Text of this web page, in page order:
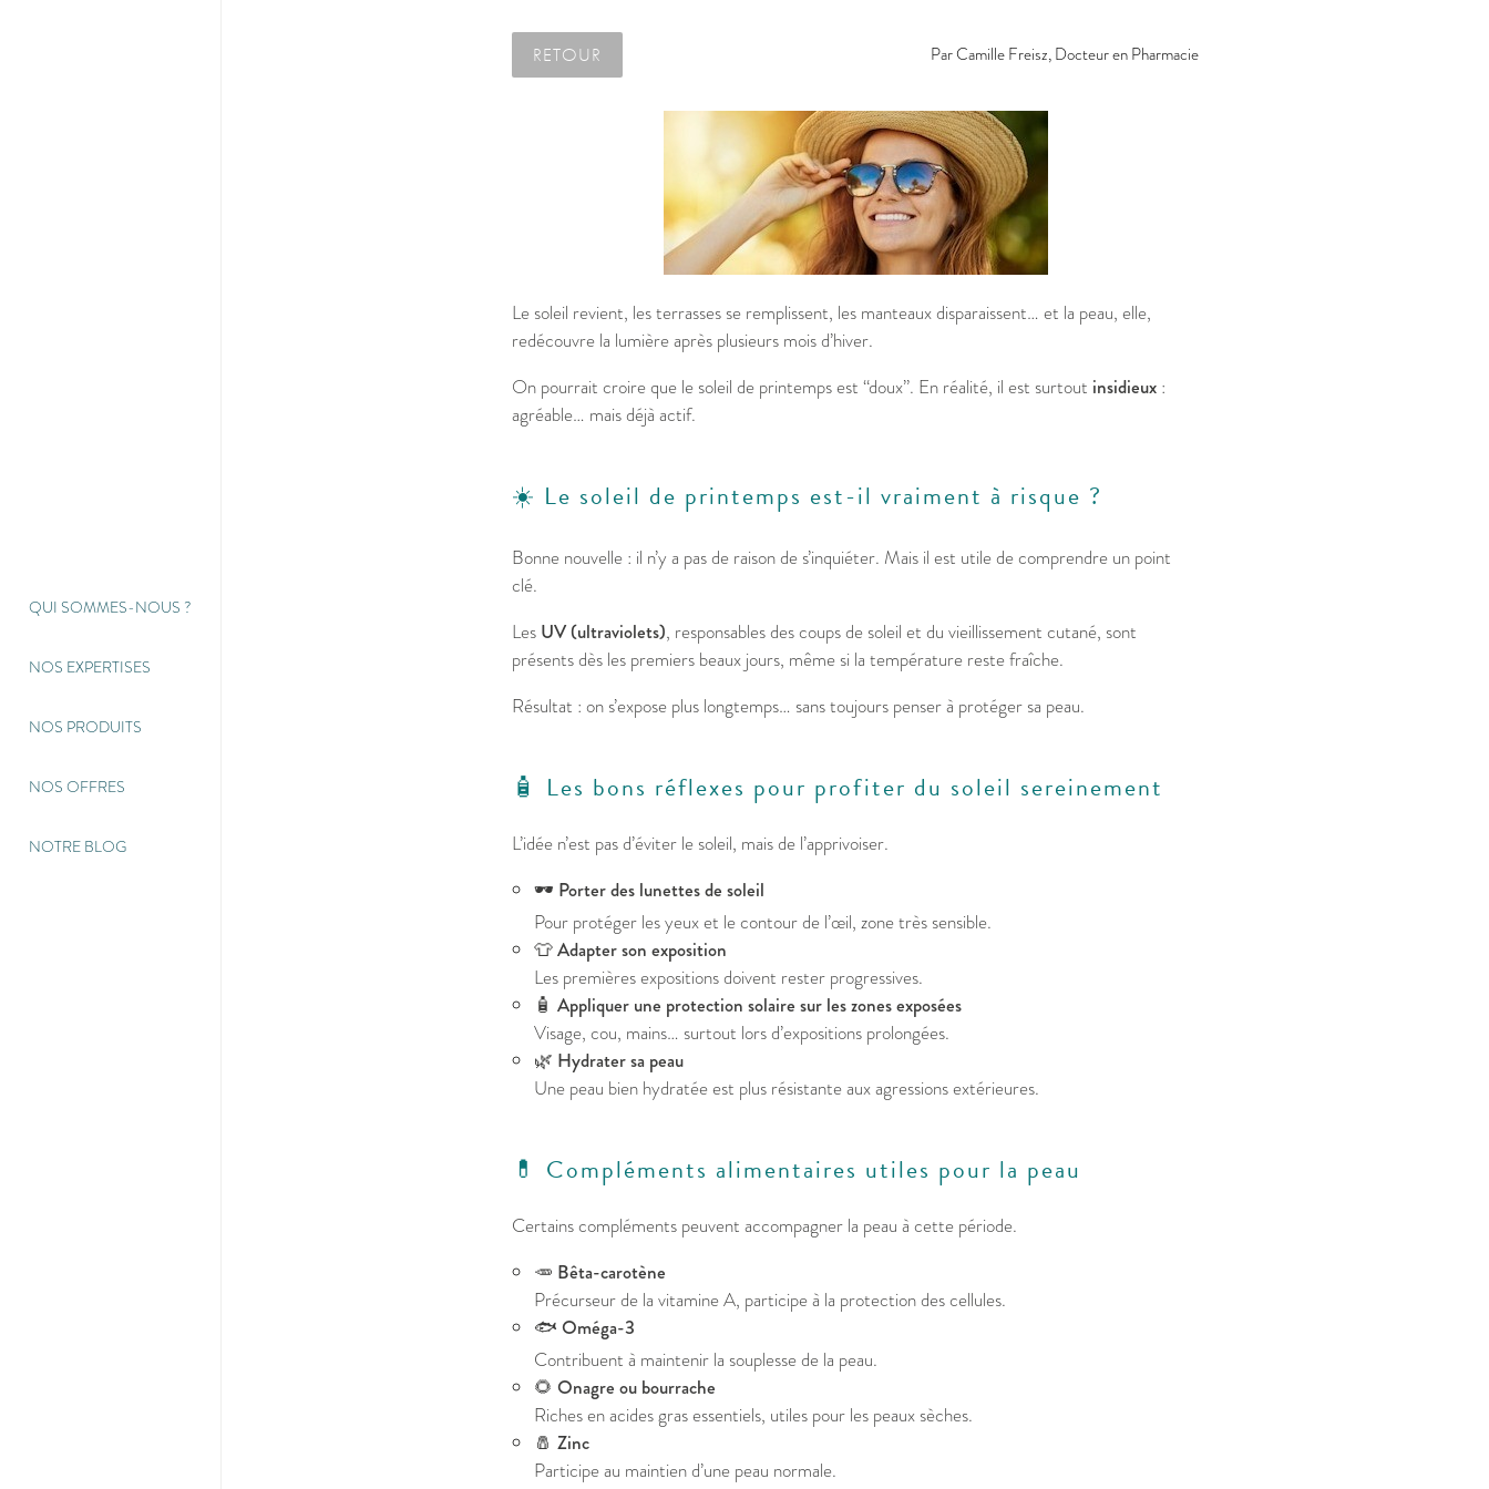
RETOUR ParCamille Freisz, Docteur en Pharmacie
Le soleil revient, les terrasses se remplissent, les manteaux disparaissent… et la peau, elle,
redécouvre la lumière après plusieurs mois d’hiver.
On pourrait croire que le soleil de printemps est “doux”. En réalité, il est surtout insidieux :
agréable… mais déjà actif.
☀️ Le soleil de printemps est-il vraiment à risque ?
Bonne nouvelle : il n’y a pas de raison de s’inquiéter. Mais il est utile de comprendre un point
clé.
Les UV (ultraviolets), responsables des coups de soleil et du vieillissement cutané, sont
présents dès les premiers beaux jours, même si la température reste fraîche.
Résultat : on s’expose plus longtemps… sans toujours penser à protéger sa peau.
🧴 Les bons réflexes pour profiter du soleil sereinement
L’idée n’est pas d’éviter le soleil, mais de l’apprivoiser.
🕶️ Porter des lunettes de soleil
Pour protéger les yeux et le contour de l’œil, zone très sensible.
👕Adapter son exposition
Les premières expositions doivent rester progressives.
🧴 Appliquer une protection solaire sur les zones exposées
Visage, cou, mains… surtout lors d’expositions prolongées.
🌿 Hydrater sa peau
Une peau bien hydratée est plus résistante aux agressions extérieures.
💊 Compléments alimentaires utiles pour la peau
Certains compléments peuvent accompagner la peau à cette période.
🥕 Bêta-carotène
Précurseur de la vitamine A, participe à la protection des cellules.
🐟 Oméga-3
Contribuent à maintenir la souplesse de la peau.
🌻 Onagre ou bourrache
Riches en acides gras essentiels, utiles pour les peaux sèches.
🧂 Zinc
Participe au maintien d’une peau normale.
QUI SOMMES-NOUS ?
NOS EXPERTISES
NOS PRODUITS
NOS OFFRES
NOTRE BLOG